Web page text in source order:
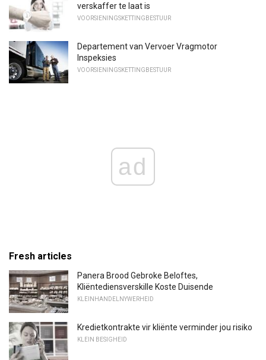
verskaffer te laat is
VOORSIENINGSKETTINGBESTUUR
Departement van Vervoer Vragmotor
Inspeksies
VOORSIENINGSKETTINGBESTUUR
ad
Fresh articles
Panera Brood Gebroke Beloftes,
Kliëntediensverskille Koste Duisende
KLEINHANDELNYWERHEID
Kredietkontrakte vir kliënte verminder jou risiko
KLEIN BESIGHEID